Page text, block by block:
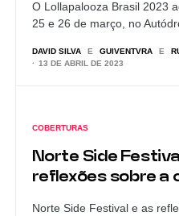
O Lollapalooza Brasil 2023
25 e 26 de março, no
DAVID SILVA E GUIVENTVRA E
13 DE ABRIL DE 2023
COBERTURAS
Norte Side
reflexões sobre a
Norte Side Festival e as